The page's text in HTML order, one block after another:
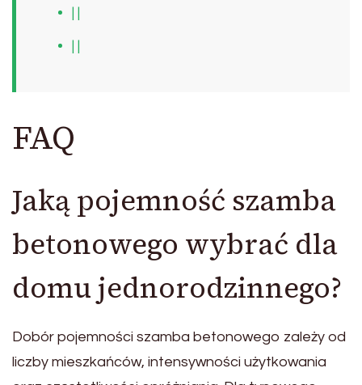
| |
| |
FAQ
Jaką pojemność szamba
betonowego wybrać dla
domu jednorodzinnego?
Dobór pojemności szamba betonowego zależy od
liczby mieszkańców, intensywności użytkowania